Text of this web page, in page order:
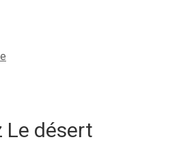
Le désert